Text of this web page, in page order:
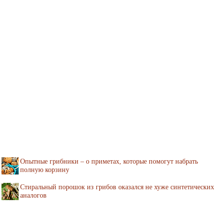
Опытные грибники – о приметах, которые помогут набрать
полную корзину
Стиральный порошок из грибов оказался не хуже синтетических
аналогов